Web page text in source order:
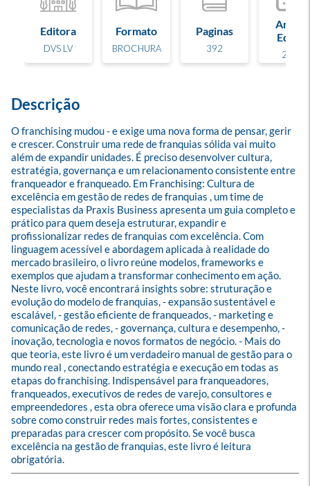
Editora
DVS LV
Formato
BROCHURA
Paginas
392
Ano de
Edição
2026
Descrição
O franchising mudou - e exige uma nova forma de pensar, gerir
e crescer. Construir uma rede de franquias sólida vai muito
além de expandir unidades. É preciso desenvolver cultura,
estratégia, governança e um relacionamento consistente entre
franqueador e franqueado. Em Franchising: Cultura de
excelência em gestão de redes de franquias , um time de
especialistas da Praxis Business apresenta um guia completo e
prático para quem deseja estruturar, expandir e
profissionalizar redes de franquias com excelência. Com
linguagem acessível e abordagem aplicada à realidade do
mercado brasileiro, o livro reúne modelos, frameworks e
exemplos que ajudam a transformar conhecimento em ação.
Neste livro, você encontrará insights sobre: struturação e
evolução do modelo de franquias, - expansão sustentável e
escalável, - gestão eficiente de franqueados, - marketing e
comunicação de redes, - governança, cultura e desempenho, -
inovação, tecnologia e novos formatos de negócio. - Mais do
que teoria, este livro é um verdadeiro manual de gestão para o
mundo real , conectando estratégia e execução em todas as
etapas do franchising. Indispensável para franqueadores,
franqueados, executivos de redes de varejo, consultores e
empreendedores , esta obra oferece uma visão clara e profunda
sobre como construir redes mais fortes, consistentes e
preparadas para crescer com propósito. Se você busca
excelência na gestão de franquias, este livro é leitura
obrigatória.